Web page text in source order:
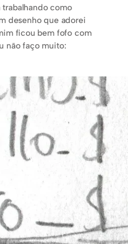
como
desenho que adorei
ficou bem fofo com
não faço muito: